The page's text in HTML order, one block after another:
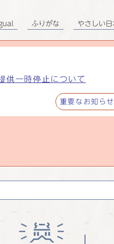
供一時停止について
重要なお知ら
ふりがな やさしい日